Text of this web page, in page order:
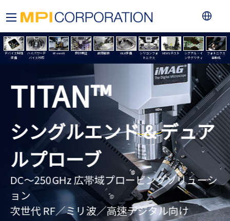
デバイス特性
評価
ハイパワーデ
バイス対応
RF-mmW 設計検証 故障解析 WLR評価
シリコンフォ
トニクス
MEMSテスト
シグナル・イ
ンテグリティ
フォトニクス
自動化
TITAN™
シングルエンド & デュア
ルプローブ
DC～250 GHz 広帯域プロービングソリューシ
ョン
次世代 RF／ミリ波／高速デジタル向け